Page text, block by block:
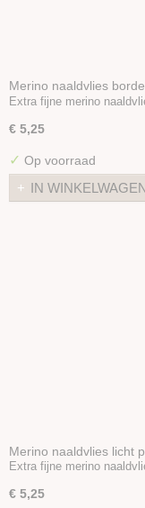
Merino naaldvlies
Extra fijne merino
€ 5,25
✓ Op voorraad
IN
Merino naaldvlies licht
Extra fijne merino
€ 5,25